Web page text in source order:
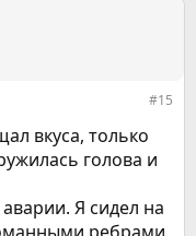
#15
вкуса, только
голова и
Я сидел на